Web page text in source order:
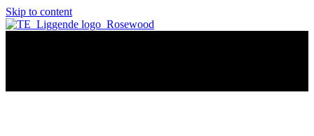
Skip to content